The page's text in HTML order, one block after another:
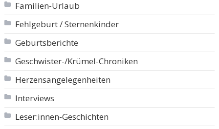
Familien-Urlaub
Fehlgeburt / Sternenkinder
Geburtsberichte
Geschwister-/Krümel-Chroniken
Herzensangelegenheiten
Interviews
Leser:innen-Geschichten